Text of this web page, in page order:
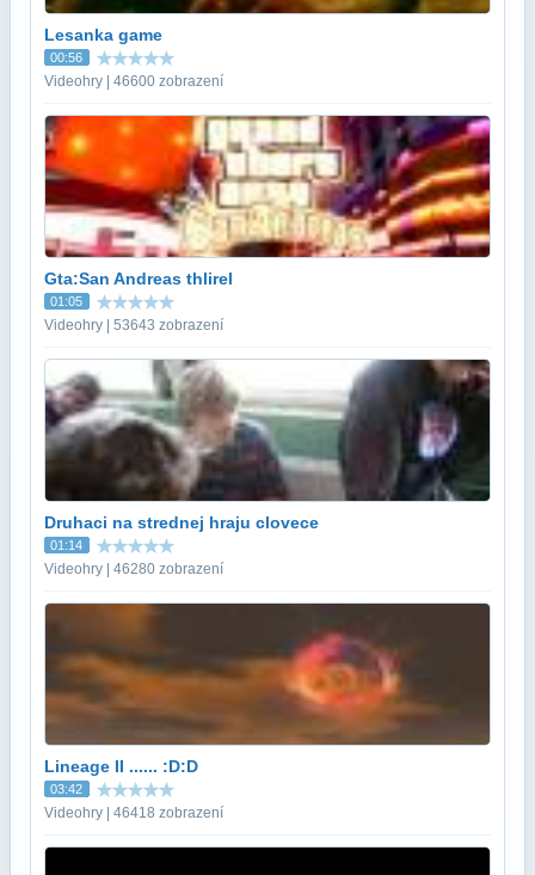
Lesanka game
00:56
Videohry | 46600 zobrazení
Gta:San Andreas thlirel
01:05
Videohry | 53643 zobrazení
Druhaci na strednej hraju clovece
01:14
Videohry | 46280 zobrazení
Lineage II ...... :D:D
03:42
Videohry | 46418 zobrazení